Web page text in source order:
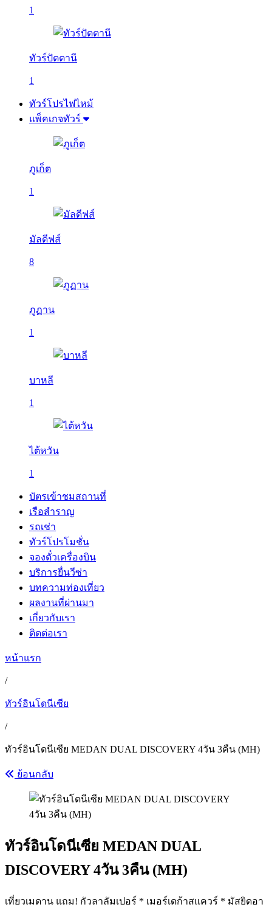
1
ทัวร์ปัตตานี
1
ทัวร์โปรไฟไหม้
แพ็คเกจทัวร์
ภูเก็ต
1
มัลดีฟส์
8
ภูฏาน
1
บาหลี
1
ไต้หวัน
1
บัตรเข้าชมสถานที่
เรือสำราญ
รถเช่า
ทัวร์โปรโมชั่น
จองตั๋วเครื่องบิน
บริการยื่นวีซ่า
บทความท่องเที่ยว
ผลงานที่ผ่านมา
เกี่ยวกับเรา
ติดต่อเรา
หน้าแรก
/
ทัวร์อินโดนีเซีย
/
ทัวร์อินโดนีเซีย MEDAN DUAL DISCOVERY 4วัน 3คืน (MH)
ย้อนกลับ
ทัวร์อินโดนีเซีย MEDAN DUAL
DISCOVERY 4วัน 3คืน (MH)
เที่ยวเมดาน แถม! กัวลาลัมเปอร์ * เมอร์เดก้าสแควร์ * มัสยิดอา